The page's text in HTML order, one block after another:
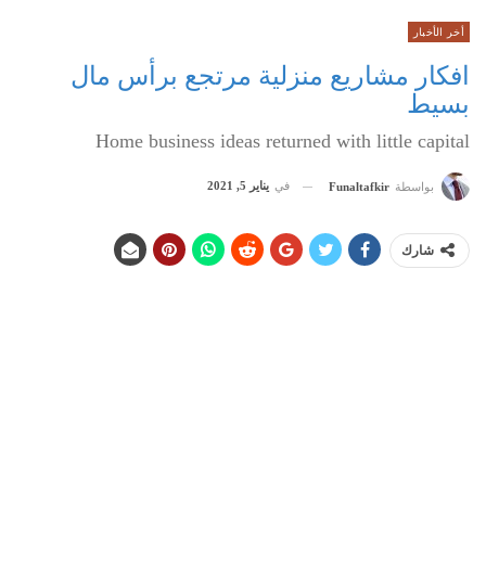
أخر الأخبار
افكار مشاريع منزلية مرتجع برأس مال
بسيط
Home business ideas returned with little capital
بواسطة Funaltafkir في يناير 5, 2021
شارك